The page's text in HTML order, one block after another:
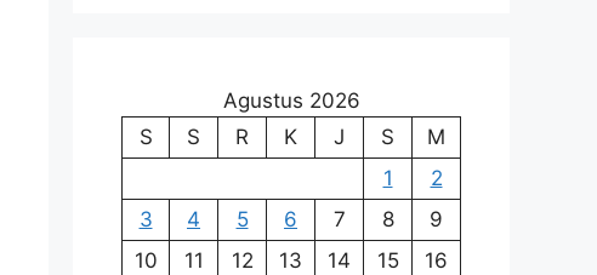
Agustus 2026
S
S R K J S
M
1
2
3
4 5 6 7 8
9
10
11 12 13 14 15
16